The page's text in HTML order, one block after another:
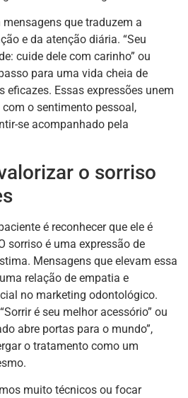
que traduzem a
e da atenção diária. “Seu
cuide dele com carinho” ou
para uma vida cheia de
eficazes. Essas expressões unem
o sentimento pessoal,
se acompanhado pela
o sorriso
é reconhecer que ele é
sorriso é uma expressão de
Mensagens que elevam essa
relação de empatia e
no marketing odontológico.
é seu melhor acessório” ou
abre portas para o mundo”,
o tratamento como um
muito técnicos ou focar